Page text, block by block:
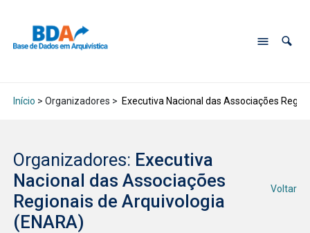
Início > Organizadores > Executiva Nacional das Associações
Organizadores: Executiva
Nacional das Associações
Regionais de Arquivologia
(ENARA)
Voltar